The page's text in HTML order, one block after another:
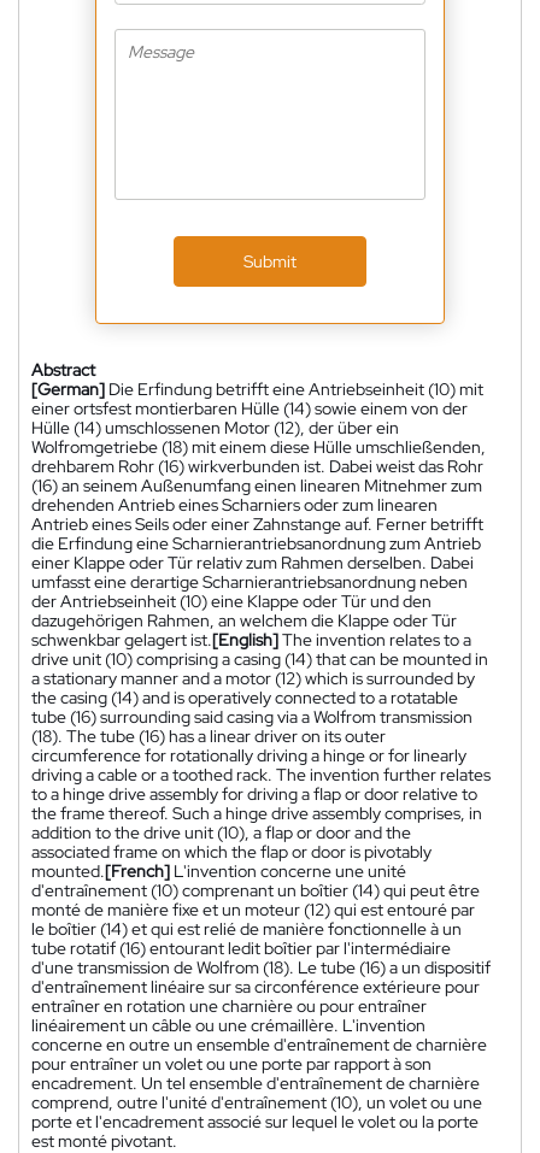
Submit
Abstract
[German] Die Erfindung betrifft eine Antriebseinheit (10) mit
einer ortsfest montierbaren Hülle (14) sowie einem von der
Hülle (14) umschlossenen Motor (12), der über ein
Wolfromgetriebe (18) mit einem diese Hülle umschließenden,
drehbarem Rohr (16) wirkverbunden ist. Dabei weist das Rohr
(16) an seinem Außenumfang einen linearen Mitnehmer zum
drehenden Antrieb eines Scharniers oder zum linearen
Antrieb eines Seils oder einer Zahnstange auf. Ferner betrifft
die Erfindung eine Scharnierantriebsanordnung zum Antrieb
einer Klappe oder Tür relativ zum Rahmen derselben. Dabei
umfasst eine derartige Scharnierantriebsanordnung neben
der Antriebseinheit (10) eine Klappe oder Tür und den
dazugehörigen Rahmen, an welchem die Klappe oder Tür
schwenkbar gelagert ist.[English]The invention relates to a
drive unit (10) comprising a casing (14) that can be mounted in
a stationary manner and a motor (12) which is surrounded by
the casing (14) and is operatively connected to a rotatable
tube (16) surrounding said casing via a Wolfrom transmission
(18). The tube (16) has a linear driver on its outer
circumference for rotationally driving a hinge or for linearly
driving a cable or a toothed rack. The invention further relates
to a hinge drive assembly for driving a flap or door relative to
the frame thereof. Such a hinge drive assembly comprises, in
addition to the drive unit (10), a flap or door and the
associated frame on which the flap or door is pivotably
mounted.[French] L'invention concerne une unité
d'entraînement (10) comprenant un boîtier (14) qui peut être
monté de manière fixe et un moteur (12) qui est entouré par
le boîtier (14) et qui est relié de manière fonctionnelle à un
tube rotatif (16) entourant ledit boîtier par l'intermédiaire
d'une transmission de Wolfrom (18). Le tube (16) a un dispositif
d'entraînement linéaire sur sa circonférence extérieure pour
entraîner en rotation une charnière ou pour entraîner
linéairement un câble ou une crémaillère. L'invention
concerne en outre un ensemble d'entraînement de charnière
pour entraîner un volet ou une porte par rapport à son
encadrement. Un tel ensemble d'entraînement de charnière
comprend, outre l'unité d'entraînement (10), un volet ou une
porte et l'encadrement associé sur lequel le volet ou la porte
est monté pivotant.